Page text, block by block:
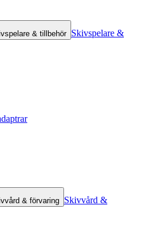
& tillbehör Skivspelare &
& förvaring Skivvård &